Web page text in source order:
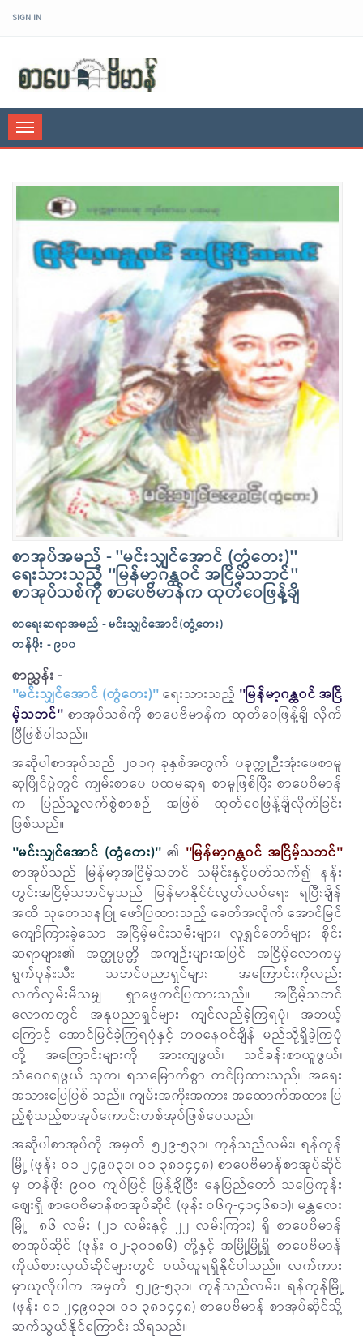
SIGN IN
Toggle
navigation
စာအုပ်အမည် - ''မင်းသျှင်အောင် (တွံတေး)''
ရေးသားသည့် ''မြန်မာ့ဂန္ထဝင် အငြိမ့်သဘင်''
စာအုပ်သစ်ကို စာပေဗိမာန်က ထုတ်ဝေဖြန့်ချိ
စာရေးဆရာအမည် - မင်းသျှင်အောင်(တွံ့တေး)
တန်ဖိုး - ၉၀၀
စာညွှန်း -
''မင်းသျှင်အောင် (တွံတေး)''ရေးသားသည့် ''မြန်မာ့ဂန္ထဝင် အငြိ
မ့်သဘင်'' စာအုပ်သစ်ကို စာပေဗိမာန်က ထုတ်ဝေဖြန့်ချိ လိုက်
ပြီဖြစ်ပါသည်။
အဆိုပါစာအုပ်သည် ၂ဝ၁၇ ခုနှစ်အတွက် ပခုက္ကူဉီးအုံးဖေစာမူ
ဆုပြိုင်ပွဲတွင် ကျမ်းစာပေ ပထမဆုရ စာမူဖြစ်ပြီး စာပေဗိမာန်
က ပြည်သူ့လက်စွဲစာစဉ် အဖြစ် ထုတ်ဝေဖြန့်ချိလိုက်ခြင်း
ဖြစ်သည်။
''မင်းသျှင်အောင် (တွံတေး)'' ၏ ''မြန်မာ့ဂန္ထဝင် အငြိမ့်သဘင်''
စာအုပ်သည် မြန်မာ့အငြိမ့်သဘင် သမိုင်းနှင့်ပတ်သက်၍ နန်း
တွင်းအငြိမ့်သဘင်မှသည် မြန်မာနိုင်ငံလွတ်လပ်ရေး ရပြီးချိန်
အထိ သုတေသနပြု ဖော်ပြထားသည့် ခေတ်အလိုက် အောင်မြင်
ကျော်ကြားခဲ့သော အငြိမ့်မင်းသမီးများ၊ လူရွှင်တော်များ စိုင်း
ဆရာများ၏ အတ္ထုပ္ပတ္တိ အကျဉ်းများအပြင် အငြိမ့်လောကမှ
ရွက်ပုန်းသီး သဘင်ပညာရှင်များ အကြောင်းကိုလည်း
လက်လှမ်းမီသမျှ ရှာဖွေတင်ပြထားသည်။ အငြိမ့်သဘင်
လောကတွင် အနုပညာရှင်များ ကျင်လည်ခဲ့ကြရပုံ၊ အဘယ့်
ကြောင့် အောင်မြင်ခဲ့ကြရပုံနှင့် ဘ၀နေဝင်ချိန် မည်သို့ရှိခဲ့ကြပုံ
တို့ အကြောင်းများကို အားကျဖွယ်၊ သင်ခန်းစာယူဖွယ်၊
သံဝေဂရဖွယ် သုတ၊ ရသမြောက်စွာ တင်ပြထားသည်။ အရေး
အသားပြေပြစ် သည်။ ကျမ်းအကိုးအကား အထောက်အထား ပြ
ည့်စုံသည့်စာအုပ်ကောင်းတစ်အုပ်ဖြစ်ပေသည်။
အဆိုပါစာအုပ်ကို အမှတ် ၅၂၉-၅၃၁၊ ကုန်သည်လမ်း၊ ရန်ကုန်
မြို့ (ဖုန်း ဝ၁-၂၄၉၀၃၁၊ ဝ၁-၃၈၁၄၄၈) စာပေဗိမာန်စာအုပ်ဆိုင်
မှ တန်ဖိုး ၉၀၀ ကျပ်ဖြင့် ဖြန့်ချိပြီး နေပြည်တော် သပြေကုန်း
စျေးရှိ စာပေဗိမာန်စာအုပ်ဆိုင် (ဖုန်း ဝ၆၇-၄၁၄၆၈၁)၊ မန္တလေး
မြို့ ၈၆ လမ်း (၂၁ လမ်းနှင့် ၂၂ လမ်းကြား) ရှိ စာပေဗိမာန်
စာအုပ်ဆိုင် (ဖုန်း ဝ၂-၃၀၁၈၆) တို့နှင့် အမြို့မြို့ရှိ စာပေဗိမာန်
ကိုယ်စားလှယ်ဆိုင်များတွင် ဝယ်ယူရရှိနိုင်ပါသည်။ လက်ကား
မှာယူလိုပါက အမှတ် ၅၂၉-၅၃၁၊ ကုန်သည်လမ်း၊ ရန်ကုန်မြို့
(ဖုန်း ဝ၁-၂၄၉၀၃၁၊ ဝ၁-၃၈၁၄၄၈) စာပေဗိမာန် စာအုပ်ဆိုင်သို့
ဆက်သွယ်နိုင်ကြောင်း သိရသည်။